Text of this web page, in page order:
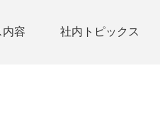
内容 社内トピックス